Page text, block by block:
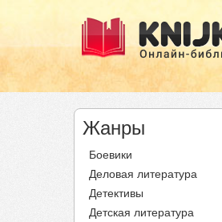
Жанры
Боевики
Деловая литература
Детективы
Детская литература